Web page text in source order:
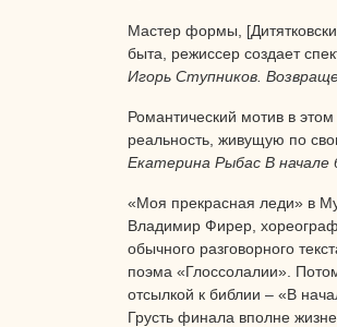
Мастер формы,
быта, режиссер создает
Игорь Ступников.
Романтический мотив в
реальность, живущую по
Екатерина Рыбас В начале
«Моя прекрасная леди» в
Владимир Фирер,
обычного разговорного
поэма «Глоссолалии».
отсылкой к библии – «В
Грусть финала вполне